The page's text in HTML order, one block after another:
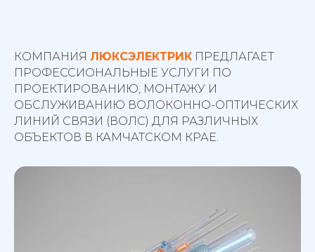
КОМПАНИЯ ЛЮКСЭЛЕКТРИК ПРЕДЛАГАЕТ
ПРОФЕССИОНАЛЬНЫЕ УСЛУГИ ПО
ПРОЕКТИРОВАНИЮ, МОНТАЖУ И
ОБСЛУЖИВАНИЮ ВОЛОКОННО-ОПТИЧЕСКИХ
ЛИНИЙ СВЯЗИ (ВОЛС) ДЛЯ РАЗЛИЧНЫХ
ОБЪЕКТОВ В КАМЧАТСКОМ КРАЕ.